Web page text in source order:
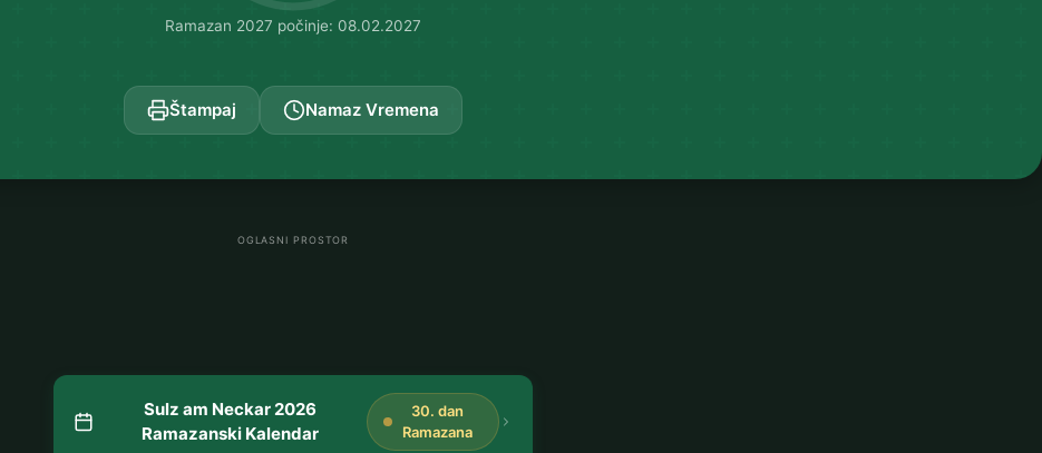
Ramazan 2027 počinje: 08.02.2027
Štampaj Namaz Vremena
OGLASNI PROSTOR
Sulz am Neckar 2026
Ramazanski Kalendar
30. dan
Ramazana